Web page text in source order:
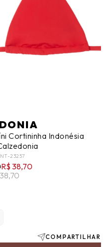
Cortininha Indonésia
23257
R$ 38,70
COMPARTILHAR